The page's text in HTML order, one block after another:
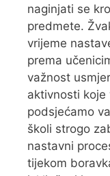
naginjati se
predmete.
vrijeme
prema
važnost
aktivnosti koje
podsjećamo
školi strogo
nastavni
tijekom